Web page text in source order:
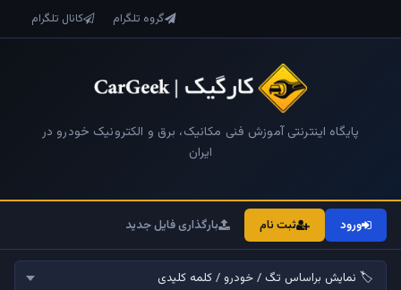
گروه تلگرام کانال تلگرام
پایگاه اینترنتی آموزش فنی مکانیک، برق و الکترونیک خودرو در
ایران
ورود ثبت نام بارگذاری فایل جدید